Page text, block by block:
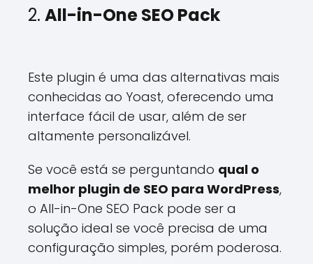
2. All-in-One SEO Pack
Este plugin é uma das alternativas mais
conhecidas ao Yoast, oferecendo uma
interface fácil de usar, além de ser
altamente personalizável.
Se você está se perguntando qual o
melhor plugin de SEO para WordPress,
o All-in-One SEO Pack pode ser a
solução ideal se você precisa de uma
configuração simples, porém poderosa.